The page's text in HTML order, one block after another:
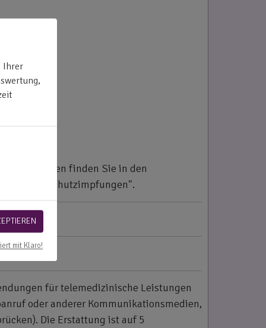
finden Sie in den
"2.2 Schutzimpfungen".
für telemedizinische Leistungen
oder anderer Kommunikationsmedien,
Die Erstattung ist auf 5
Ihrer
mit Klaro!